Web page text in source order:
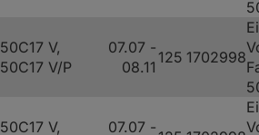
50C17 V,
50C17 V/P
07.07 -
08.11
125 1702998
50C17 V,
07.07 -